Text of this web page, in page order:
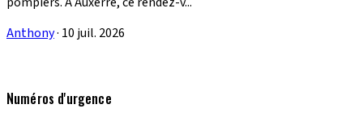
Anthony· 10 juil. 2026
Numéros d'urgence